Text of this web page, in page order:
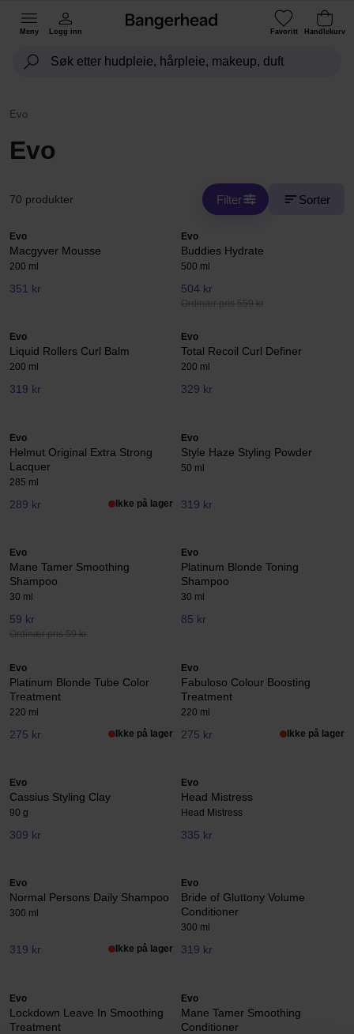
Meny Logg inn Favoritt Handlekurv
Evo
Evo
70 produkter Filter Sorter
Evo
Macgyver Mousse
200 ml
351 kr
Evo
Buddies Hydrate
500 ml
504 kr
Ordinær pris 559 kr
Evo
Liquid Rollers Curl Balm
200 ml
319 kr
Evo
Total Recoil Curl Definer
200 ml
329 kr
Evo
Helmut Original Extra Strong
Lacquer
285 ml
289 kr Ikke på lager
Evo
Style Haze Styling Powder
50 ml
319 kr
Evo
Mane Tamer Smoothing
Shampoo
30 ml
59 kr
Ordinær pris 59 kr
Evo
Platinum Blonde Toning
Shampoo
30 ml
85 kr
Evo
Platinum Blonde Tube Color
Treatment
220 ml
275 kr Ikke på lager
Evo
Fabuloso Colour Boosting
Treatment
220 ml
275 kr Ikke på lager
Evo
Cassius Styling Clay
90 g
309 kr
Evo
Head Mistress
Head Mistress
335 kr
Evo
Normal Persons Daily Shampoo
300 ml
319 kr Ikke på lager
Evo
Bride of Gluttony Volume
Conditioner
300 ml
319 kr
Evo
Lockdown Leave In Smoothing
Treatment
Evo
Mane Tamer Smoothing
Conditioner